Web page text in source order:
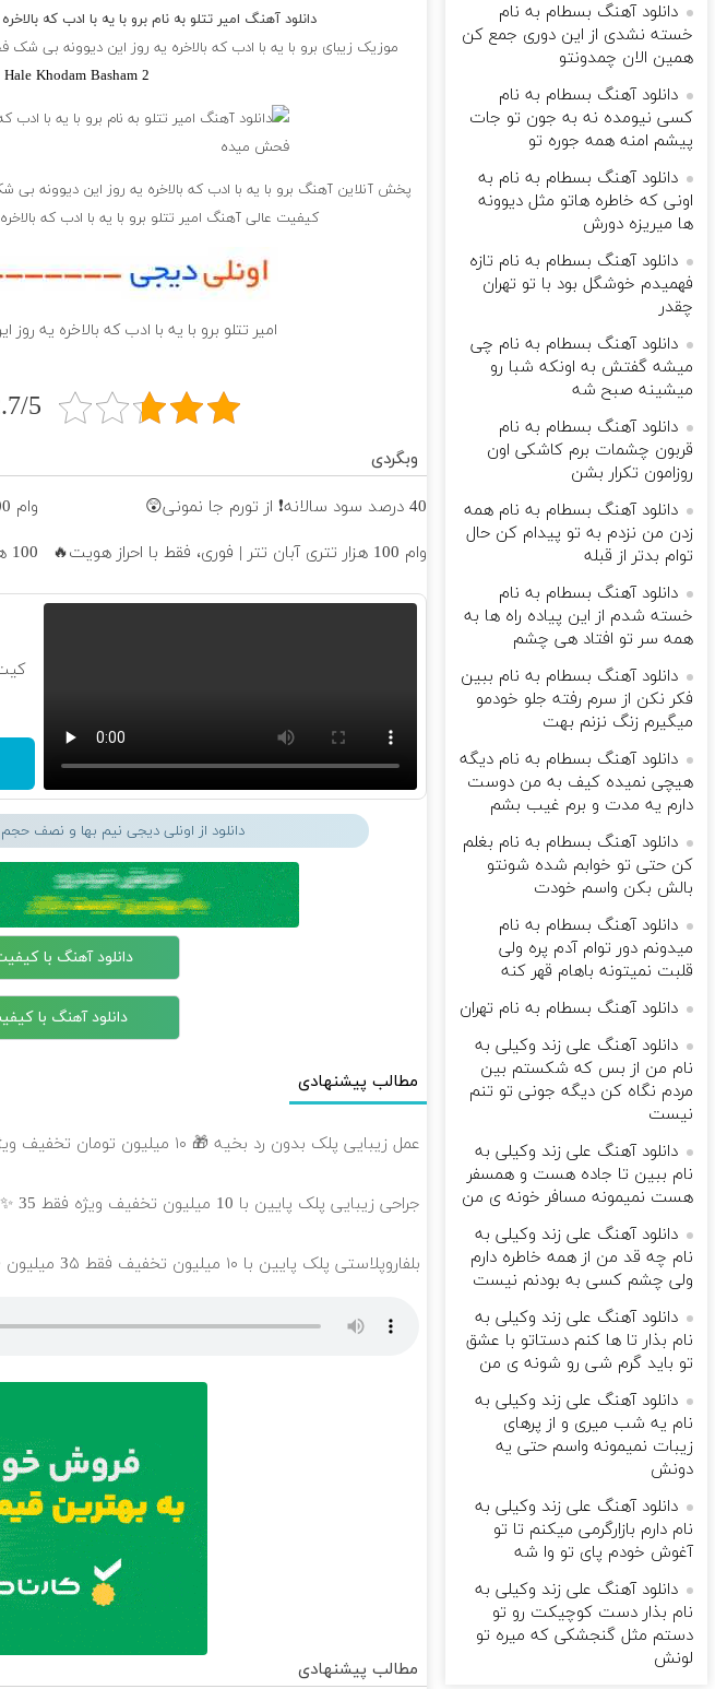
دانلود آهنگ امیر تتلو به نام برو با یه با ادب که
موزیک زیبای برو با یه با ادب که بالاخره یه روز این دیوونه بی
Khodam Basham 2
پخش آنلاین آهنگ برو با یه با ادب که بالاخره یه روز این دیوونه
کیفیت عالی آهنگ امیر تتلو برو با یه با ادب که
امیر تتلو برو با یه با ادب که بالاخره یه
2.7/5 - (6
وبگردی
40 درصد سود سالانه❗ از تورم جا نمونی😲
وام 200 میلیونی آبان تتر. همین الان احراز هویت کن!
وام 100 هزار تتری آبان تتر | فوری، فقط با احراز هویت🔥
100 هزار تومن پاداش بگیر | ثبت نام کن
دانلود از اونلی دیجی نیم بها و نصف
دانلود آهنگ با
دانلود آهنگ با کیفیت
مطالب پیشنهادی
عمل زیبایی پلک بدون رد بخیه 🎁 ۱۰ میلیون تومان تخفیف ویژه
جراحی زیبایی پلک پایین با 10 میلیون تخفیف ویژه فقط 35 ✨
بلفاروپلاستی پلک پایین با ۱۰ میلیون تخفیف فقط 3۵ میلیون 👀
مطالب پیشنهادی
دانلود آهنگ بسطام به نام
خسته نشدی از این دوری جمع کن
همین الان چمدونتو
دانلود آهنگ بسطام به نام
کسی نیومده نه به جون تو جات
پیشم امنه همه جوره تو
دانلود آهنگ بسطام به نام به
اونی که خاطره هاتو مثل دیوونه
ها میریزه دورش
دانلود آهنگ بسطام به نام تازه
فهمیدم خوشگل بود با تو تهران
چقدر
دانلود آهنگ بسطام به نام چی
میشه گفتش به اونکه شبا رو
میشینه صبح شه
دانلود آهنگ بسطام به نام
قربون چشمات برم کاشکی اون
روزامون تکرار بشن
دانلود آهنگ بسطام به نام همه
زدن من نزدم به تو پیدام کن حال
توام بدتر از قبله
دانلود آهنگ بسطام به نام
خسته شدم از این پیاده راه ها به
همه سر تو افتاد هی چشم
دانلود آهنگ بسطام به نام ببین
فکر نکن از سرم رفته جلو خودمو
میگیرم زنگ نزنم بهت
دانلود آهنگ بسطام به نام دیگه
هیچی نمیده کیف به من دوست
دارم یه مدت و برم غیب بشم
دانلود آهنگ بسطام به نام بغلم
کن حتی تو خوابم شده شونتو
بالش بکن واسم خودت
دانلود آهنگ بسطام به نام
میدونم دور توام آدم پره ولی
قلبت نمیتونه باهام قهر کنه
دانلود آهنگ بسطام به نام تهران
دانلود آهنگ علی زند وکیلی به
نام من از بس كه شكستم بین
مردم نگاه كن دیگه جونى تو تنم
نیست
دانلود آهنگ علی زند وکیلی به
نام ببین تا جاده هست و همسفر
هست نمیمونه مسافر خونه ی من
دانلود آهنگ علی زند وکیلی به
نام چه قد من از همه خاطره دارم
ولی چشم كسی به بودنم نیست
دانلود آهنگ علی زند وکیلی به
نام بذار تا ها كنم دستاتو با عشق
تو باید گرم شی رو شونه ى من
دانلود آهنگ علی زند وکیلی به
نام یه شب میرى و از پرهای
زيبات نمیمونه واسم حتی یه
دونش
دانلود آهنگ علی زند وکیلی به
نام دارم بازارگرمی میكنم تا تو
آغوش خودم پای تو وا شه
دانلود آهنگ علی زند وکیلی به
نام بذار دست كوچیكت رو تو
دستم مثل گنجشكی كه میره تو
لونش